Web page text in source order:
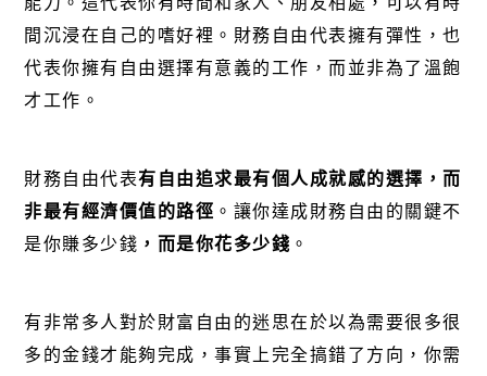
間沉浸在自己的嗜好裡。財務自由代表擁有彈性，也
代表你擁有自由選擇有意義的工作，而並非為了溫飽
才工作。
財務自由代表有自由追求最有個人成就感的選擇，而
非最有經濟價值的路徑 。讓你達成財務自由的關鍵不
是你賺多少錢 ， 而是你花多少錢 。
有非常多人對於財富自由的迷思在於以為需要很多很
多的金錢才能夠完成，事實上完全搞錯了方向，你需